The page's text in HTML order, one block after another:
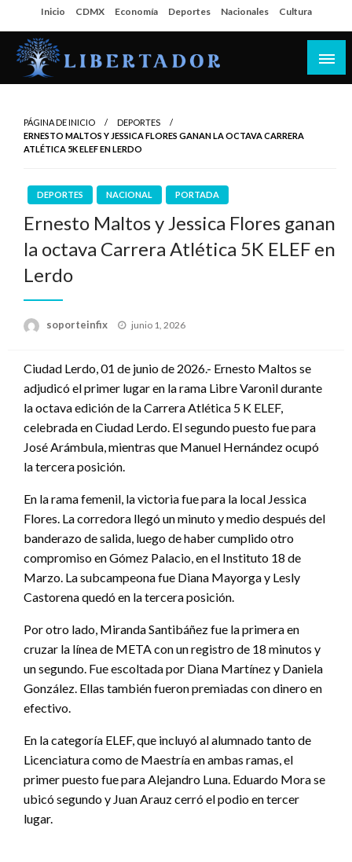
al
contenido
Inicio CDMX Economía Deportes Nacionales Cultura
PÁGINA DE INICIO
DEPORTES
ERNESTO MALTOS Y JESSICA FLORES GANAN LA OCTAVA CARRERA
ATLÉTICA 5K ELEF EN LERDO
DEPORTES NACIONAL PORTADA
Ernesto Maltos y Jessica Flores ganan
la octava Carrera Atlética 5K ELEF en
Lerdo
soporteinfix
Publicado
junio 1, 2026
Ciudad Lerdo, 01 de junio de 2026.- Ernesto Maltos se
adjudicó el primer lugar en la rama Libre Varonil durante
la octava edición de la Carrera Atlética 5 K ELEF,
celebrada en Ciudad Lerdo. El segundo puesto fue para
José Arámbula, mientras que Manuel Hernández ocupó
la tercera posición.
En la rama femenil, la victoria fue para la local Jessica
Flores. La corredora llegó un minuto y medio después del
banderazo de salida, luego de haber cumplido otro
compromiso en Gómez Palacio, en el Instituto 18 de
Marzo. La subcampeona fue Diana Mayorga y Lesly
Castorena quedó en la tercera posición.
Por otro lado, Miranda Santibáñez fue la primera en
cruzar la línea de META con un registro de 18 minutos y
un segundo. Fue escoltada por Diana Martínez y Daniela
González. Ellas también fueron premiadas con dinero en
efectivo.
En la categoría ELEF, que incluyó al alumnado tanto de
Licenciatura como de Maestría en ambas ramas, el
primer puesto fue para Alejandro Luna. Eduardo Mora se
ubicó segundo y Juan Arauz cerró el podio en tercer
lugar.